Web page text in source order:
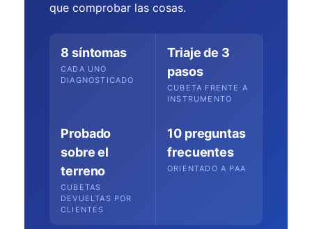
que comprobar las cosas.
8 síntomas
CADA UNO
DIAGNOSTICADO
Triaje de 3
pasos
CUBETA FRENTE A
INSTRUMENTO
Probado
sobre el
terreno
CUBETAS
DEVUELTAS POR
CLIENTES
10 preguntas
frecuentes
ORIENTADO A PAA